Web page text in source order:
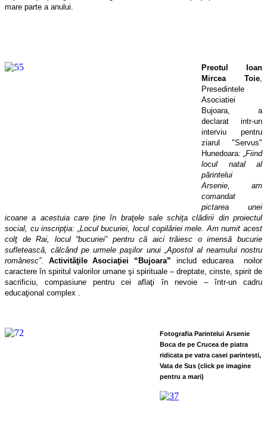
mare parte a anului.
Preotul Ioan
Mircea Toie
Presedintele
Asociatiei
Bujoara, a
declarat intr-un
interviu pentru
ziarul "Servus"
Hunedoara: „Fiind
locul natal al
părintelui
Arsenie, am
comandat
pictarea unei
icoane a acestuia care ţine în braţele sale schiţa clădirii din proiectul
social, cu inscripţia: „Locul bucuriei, locul copilăriei mele. Am numit acest
colţ de Rai, locul “bucuriei” pentru că aici trăiesc o imensă bucurie
sufletească, călcând pe urmele paşilor unui „Apostol al neamului nostru
românesc”. Activităţile Asociaţiei “Bujoara” includ educarea noilor
caractere în spiritul valorilor umane şi spirituale – dreptate, cinste, spirit de
sacrificiu, compasiune pentru cei aflaţi în nevoie – într-un cadru
educaţional complex .
Fotografia Parintelui Arsenie
Boca de pe Crucea de piatra
ridicata pe vatra casei parintesti,
Vata de Sus (click pe imagine
pentru a mari)